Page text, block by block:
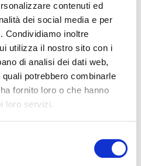
contenuti ed
dei social media e per
Condividiamo inoltre
utilizza il nostro sito con i
di analisi dei dati web,
potrebbero combinarle
fornito loro o che hanno
loro servizi.